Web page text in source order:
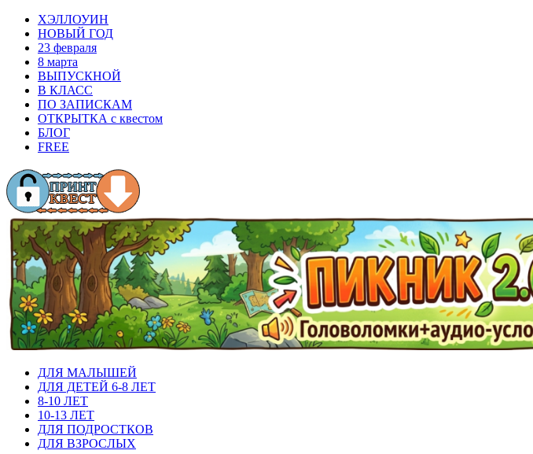
ХЭЛЛОУИН
НОВЫЙ ГОД
23 февраля
8 марта
ВЫПУСКНОЙ
В КЛАСС
ПО ЗАПИСКАМ
ОТКРЫТКА с квестом
БЛОГ
FREE
ДЛЯ МАЛЫШЕЙ
ДЛЯ ДЕТЕЙ 6-8 ЛЕТ
8-10 ЛЕТ
10-13 ЛЕТ
ДЛЯ ПОДРОСТКОВ
ДЛЯ ВЗРОСЛЫХ